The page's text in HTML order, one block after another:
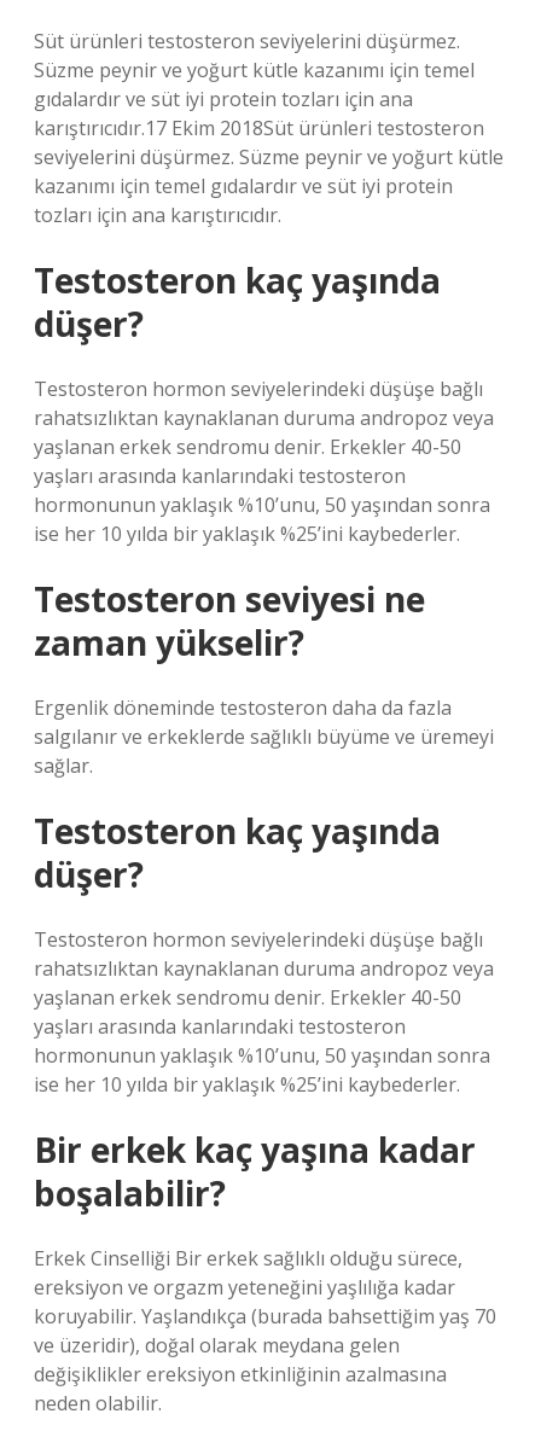
Süt ürünleri testosteron seviyelerini düşürmez.
Süzme peynir ve yoğurt kütle kazanımı için temel
gıdalardır ve süt iyi protein tozları için ana
karıştırıcıdır.17 Ekim 2018Süt ürünleri testosteron
seviyelerini düşürmez. Süzme peynir ve yoğurt kütle
kazanımı için temel gıdalardır ve süt iyi protein
tozları için ana karıştırıcıdır.
Testosteron kaç yaşında
düşer?
Testosteron hormon seviyelerindeki düşüşe bağlı
rahatsızlıktan kaynaklanan duruma andropoz veya
yaşlanan erkek sendromu denir. Erkekler 40-50
yaşları arasında kanlarındaki testosteron
hormonunun yaklaşık %10’unu, 50 yaşından sonra
ise her 10 yılda bir yaklaşık %25’ini kaybederler.
Testosteron seviyesi ne
zaman yükselir?
Ergenlik döneminde testosteron daha da fazla
salgılanır ve erkeklerde sağlıklı büyüme ve üremeyi
sağlar.
Testosteron kaç yaşında
düşer?
Testosteron hormon seviyelerindeki düşüşe bağlı
rahatsızlıktan kaynaklanan duruma andropoz veya
yaşlanan erkek sendromu denir. Erkekler 40-50
yaşları arasında kanlarındaki testosteron
hormonunun yaklaşık %10’unu, 50 yaşından sonra
ise her 10 yılda bir yaklaşık %25’ini kaybederler.
Bir erkek kaç yaşına kadar
boşalabilir?
Erkek Cinselliği Bir erkek sağlıklı olduğu sürece,
ereksiyon ve orgazm yeteneğini yaşlılığa kadar
koruyabilir. Yaşlandıkça (burada bahsettiğim yaş 70
ve üzeridir), doğal olarak meydana gelen
değişiklikler ereksiyon etkinliğinin azalmasına
neden olabilir.